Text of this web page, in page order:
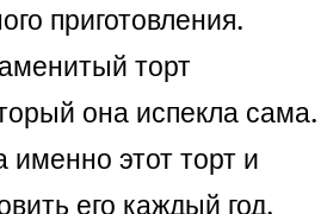
приготовления.
торт
она испекла сама.
этот торт и
его каждый год.